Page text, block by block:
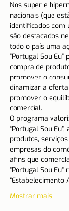
Nos super e
nacionais (que
identificados com
são destacados
todo o país uma
"Portugal Sou Eu"
compra de
promover o
dinamizar a
promover o
comercial.
O programa
“Portugal Sou
produtos,
empresas do
afins que
"Portugal Sou Eu"
“Estabelecimento
Mostrar mais